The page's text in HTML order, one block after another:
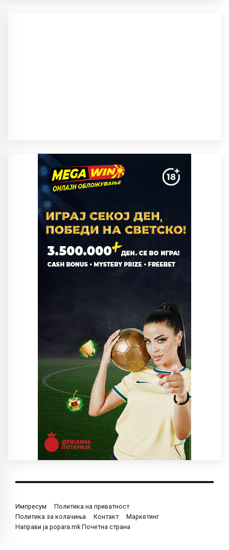
Импресум
Политика на приватност
Политика за колачиња
Контакт
Маркетинг
Направи ја popara.mk Почетна страна